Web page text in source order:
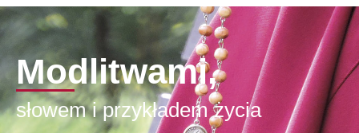
Modlitwami,
słowem i przykładem życia